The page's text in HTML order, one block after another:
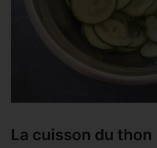
La cuisson du thon